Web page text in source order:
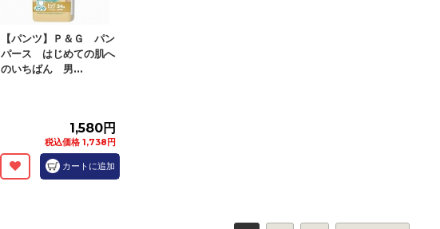
【パンツ】Ｐ＆Ｇ パン
パース はじめての肌へ
のいちばん 男...
1,580円
税込価格 1,738円
カートに追加